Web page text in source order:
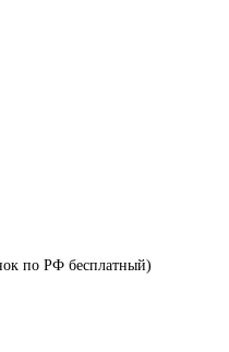
по РФ бесплатный)